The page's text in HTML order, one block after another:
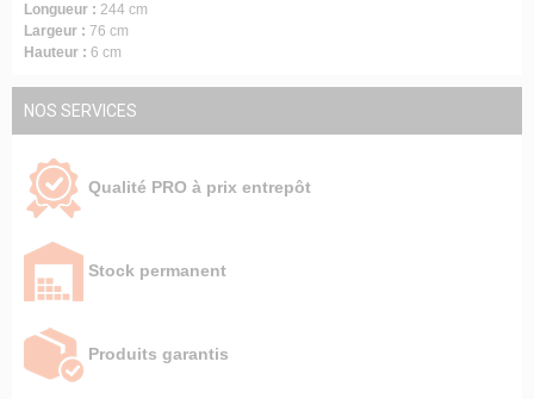
Longueur : 244 cm
Largeur : 76 cm
Hauteur : 6 cm
NOS SERVICES
Qualité PRO à prix entrepôt
Stock permanent
Produits garantis